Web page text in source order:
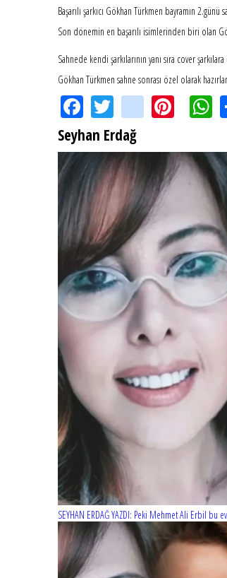
Başarılı şarkıcı Gökhan Türkmen bayramın
Son dönemin en başarılı isimlerinden biri olan
Sahnede kendi şarkılarının yanı sıra cover
Gökhan Türkmen sahne sonrası özel olarak
Facebook
Twitterinstagram
Seyhan Erdağ
SEYHAN ERDAĞ YAZDI: Peki Mehmet Ali Erbil bu